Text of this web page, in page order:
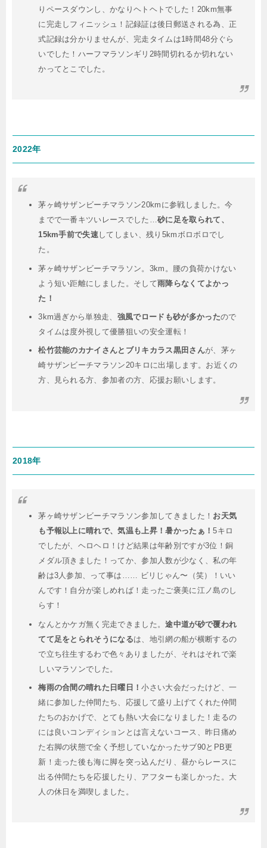
りペースダウンし、かなりヘトヘトでした！20km無事
に完走しフィニッシュ！記録証は後日郵送される為、正
式記録は分かりませんが、完走タイムは1時間48分ぐら
いでした！ハーフマラソンギリ2時間切れるか切れない
かってとこでした。
2022年
茅ヶ崎サザンビーチマラソン20kmに参戦しました。今
までで一番キツいレースでした…砂に足を取られて、
15km手前で失速 してしまい、残り5kmボロボロでし
た。
茅ヶ崎サザンビーチマラソン。3km。腰の負荷かけない
よう短い距離にしました。そして雨降らなくてよかっ
た！
3km過ぎから単独走、 強風でロードも砂が多かったので
タイムは度外視して優勝狙いの安全運転！
松竹芸能のカナイさんとブリキカラス黒田さんが、茅ヶ
崎サザンビーチマラソン20キロに出場します。お近くの
方、見られる方、参加者の方、応援お願いします。
2018年
茅ヶ崎サザンビーチマラソン参加してきました！ お天気
も予報以上に晴れで、気温も上昇！暑かったぁ！5キロ
でしたが、ヘロヘロ！けど結果は年齢別ですが3位！銅
メダル頂きました！ってか、参加人数が少なく、私の年
齢は3人参加、って事は…… ビリじゃん〜（笑）！いい
んです！自分が楽しめれば！走ったご褒美に江ノ島のし
らす！
なんとかケガ無く完走できました。途中道が砂で覆われ
てて足をとられそうになるは、地引網の船が横断するの
で立ち往生するわで色々ありましたが、それはそれで楽
しいマラソンでした。
梅雨の合間の晴れた日曜日！小さい大会だったけど、一
緒に参加した仲間たち、応援して盛り上げてくれた仲間
たちのおかげで、とても熱い大会になりました！走るの
には良いコンディションとは言えないコース、昨日痛め
た右脚の状態で全く予想していなかったサブ90とPB更
新！走った後も海に脚を突っ込んだり、昼からレースに
出る仲間たちを応援したり、アフターも楽しかった。大
人の休日を満喫しました。